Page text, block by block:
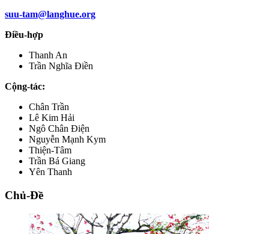
suu-tam@langhue.org
Điều-hợp
Thanh An
Trần Nghĩa Điền
Cộng-tác:
Chân Trần
Lê Kim Hải
Ngô Chân Điện
Nguyễn Mạnh Kym
Thiện-Tâm
Trần Bá Giang
Yên Thanh
Chủ-Đề